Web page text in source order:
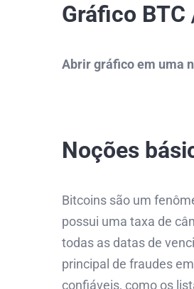
Gráfico BTC
Abrir gráfico em uma
Noções
Bitcoins são um
possui uma taxa de
todas as datas de
principal de fraudes
confiáveis, como os